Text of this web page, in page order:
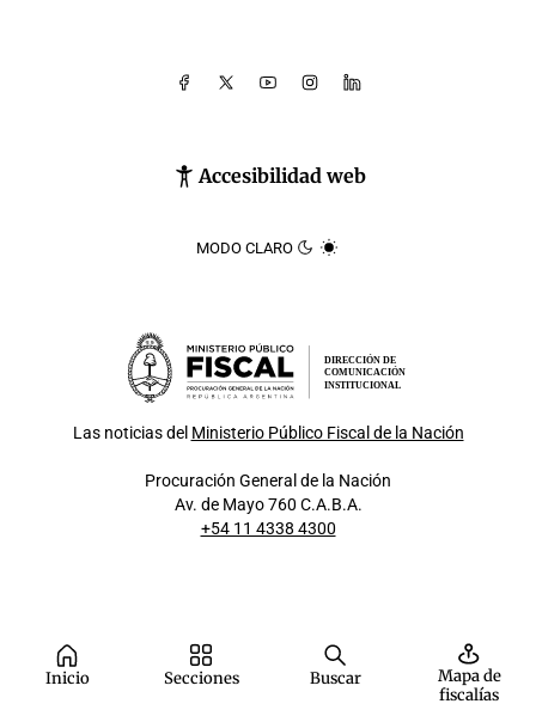
Inicio Secciones Buscar
Mapa de
fiscalías
Accesibilidad web
MODO CLARO
DIRECCIÓN DE
COMUNICACIÓN
INSTITUCIONAL
Las noticias del Ministerio Público Fiscal de la Nación
Procuración General de la Nación
Av. de Mayo 760 C.A.B.A.
+54 11 4338 4300